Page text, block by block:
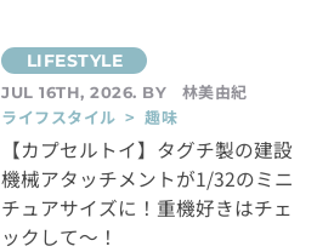
JUL 16TH, 2026. BY
林美由紀
ライフスタイル > 趣味
【カプセルトイ】タグチ製の建設
機械アタッチメントが1/32のミニ
チュアサイズに！重機好きはチェ
ックして～！